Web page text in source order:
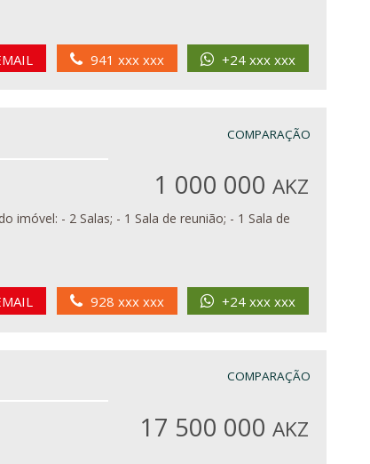
941 xxx xxx +24 xxx xxx
1 000 000 AKZ
928 xxx xxx +24 xxx xxx
COMPARAÇÃO
17 500 000 AKZ
COMPARAÇÃO